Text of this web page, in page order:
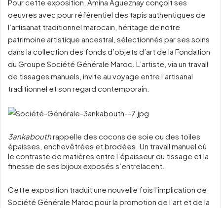
Pour cette exposition, Amina Agueznay conçoit ses
oeuvres avec pour référentiel des tapis authentiques de
l’artisanat traditionnel marocain, héritage de notre
patrimoine artistique ancestral, sélectionnés par ses soins
dans la collection des fonds d’objets d’art de la Fondation
du Groupe Société Générale Maroc. L’artiste, via un travail
de tissages manuels, invite au voyage entre l’artisanal
traditionnel et son regard contemporain.
3ankabouthrappelle des cocons de soie ou des toiles
épaisses, enchevêtrées et brodées. Un travail manuel où
le contraste de matières entre l’épaisseur du tissage et la
finesse de ses bijoux exposés s’entrelacent.
Cette exposition traduit une nouvelle fois l’implication de
Société Générale Maroc pour la promotion de l’art et de la